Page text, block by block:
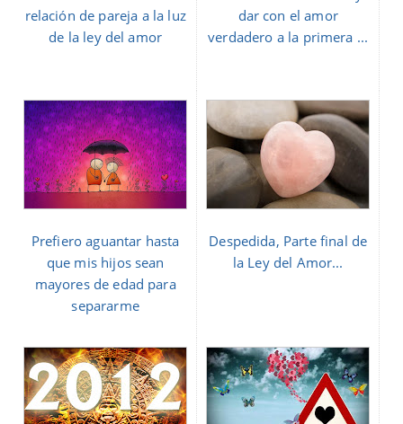
relación de pareja a la luz
de la ley del amor
dar con el amor
verdadero a la primera ...
Prefiero aguantar hasta
que mis hijos sean
mayores de edad para
separarme
Despedida, Parte final de
la Ley del Amor...